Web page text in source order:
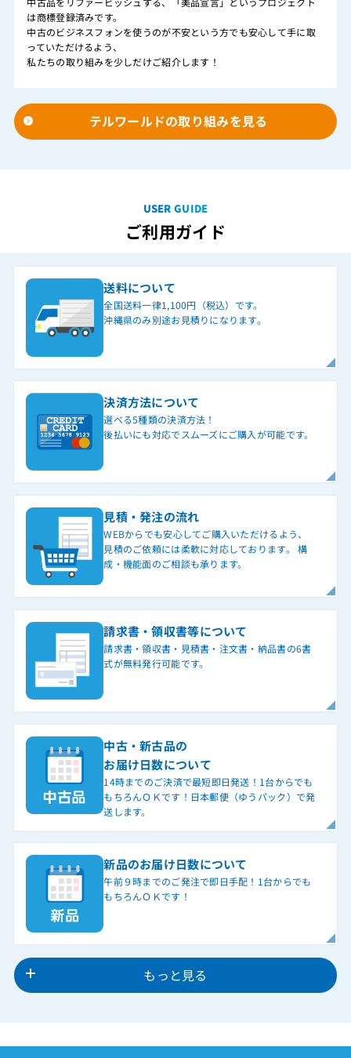
は商標登録済みです。
中古のビジネスフォンを使うのが不安という方でも安心して手に取
っていただけるよう、
私たちの取り組みを少しだけご紹介します！
テルワールドの取り組みを見る
USER GUIDE
ご利用ガイド
送料について
全国送料一律1,100円（税込）です。
沖縄県のみ別途お見積りになります。
決済方法について
選べる5種類の決済方法！
後払いにも対応でスムーズにご購入が可能です。
見積・発注の流れ
WEBからでも安心してご購入いただけるよう、
見積のご依頼には柔軟に対応しております。 構
成・機能面のご相談も承ります。
請求書・領収書等について
請求書・領収書・見積書・注文書・納品書の6書
式が無料発行可能です。
中古・新古品の
お届け日数について
14時までのご決済で最短即日発送！1台からでも
もちろんＯＫです！日本郵便（ゆうパック）で発
送します。
新品のお届け日数について
午前９時までのご発注で即日手配！1台からでも
もちろんＯＫです！
もっと見る